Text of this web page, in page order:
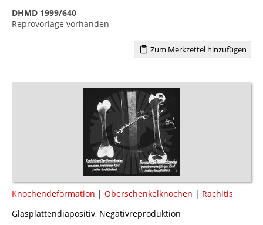
DHMD 1999/640
Reprovorlage vorhanden
Zum Merkzettel hinzufügen
Knochendeformation | Oberschenkelknochen | Rachitis
Glasplattendiapositiv, Negativreproduktion